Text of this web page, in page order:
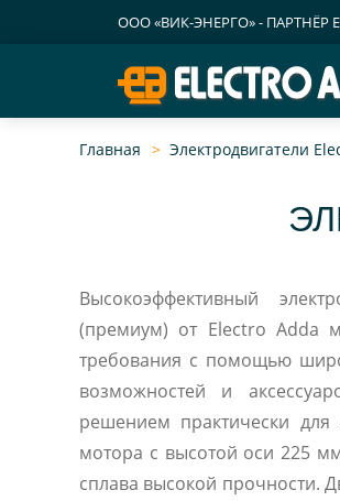
ООО «ВИК-ЭНЕРГО» - ПАРТНЁР
Главная Электродвигатели
Высокоэффективный
(премиум) от Electro Adda
требования с помощью
возможностей и
решением практически для
мотора с высотой оси 225
сплава высокой прочности.